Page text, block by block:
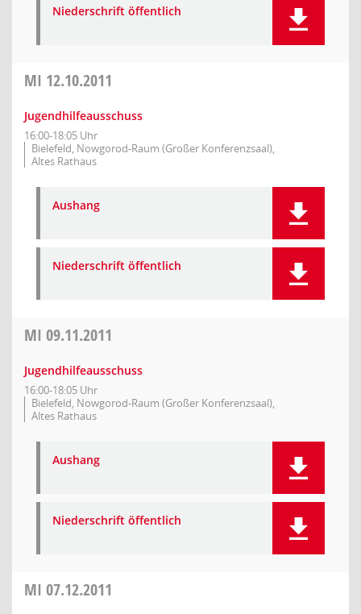
Niederschrift öffentlich
MI 12.10.2011
Jugendhilfeausschuss
16:00-18:05 Uhr
Bielefeld, Nowgorod-Raum (Großer Konferenzsaal),
Altes Rathaus
Aushang
Niederschrift öffentlich
MI 09.11.2011
Jugendhilfeausschuss
16:00-18:05 Uhr
Bielefeld, Nowgorod-Raum (Großer Konferenzsaal),
Altes Rathaus
Aushang
Niederschrift öffentlich
MI 07.12.2011